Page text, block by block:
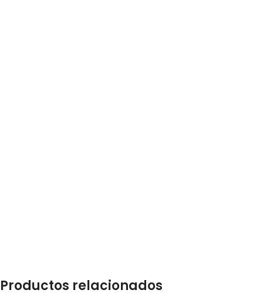
Productos relacionados